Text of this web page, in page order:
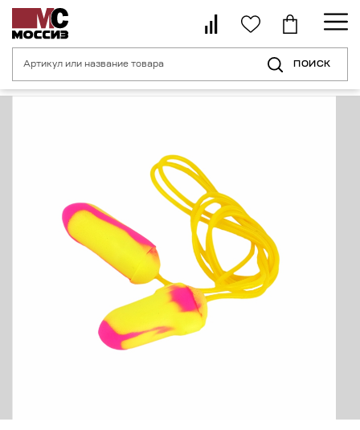
ПОИСК
Главная страница Средства индивидуальной защиты